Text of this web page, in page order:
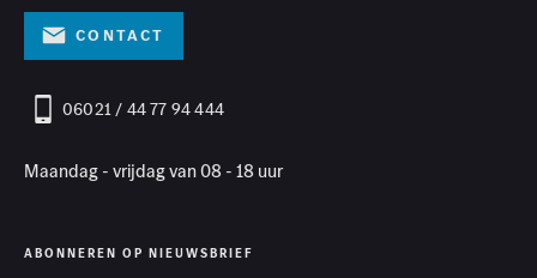
Contact
06021 / 44 77 94 444
Maandag - vrijdag van 08 - 18 uur
ABONNEREN OP NIEUWSBRIEF